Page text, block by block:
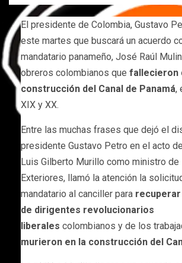
El presidente de Colombia, Gustavo
este martes que buscará un acuerdo
mandatario panameño, José Raúl
obreros colombianos que fallecieron
construcción del Canal de Panamá,
XIX y XX.
Entre las muchas frases que dejó el
presidente Gustavo Petro en el acto
Luis Gilberto Murillo como ministro de
Exteriores, llamó la atención la
mandatario al canciller para
de dirigentes revolucionarios
liberales colombianos y de los
murieron en la construcción del